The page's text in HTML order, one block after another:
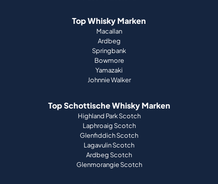
Top Whisky Marken
Macallan
Ardbeg
Springbank
Bowmore
Yamazaki
Johnnie Walker
Top Schottische Whisky Marken
Highland Park Scotch
Laphroaig Scotch
Glenfiddich Scotch
Lagavulin Scotch
Ardbeg Scotch
Glenmorangie Scotch